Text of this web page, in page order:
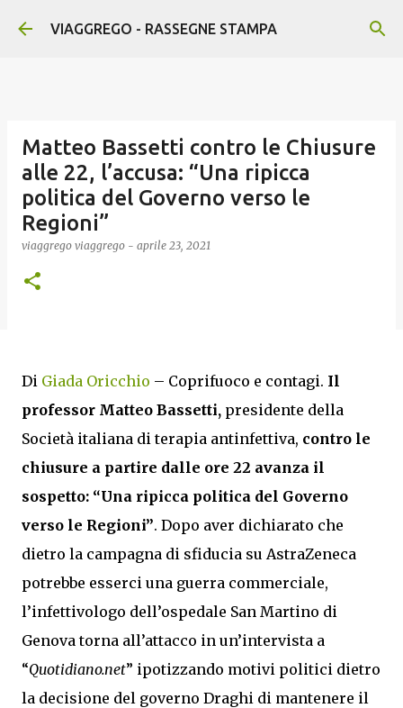
Passa ai contenuti principali
VIAGGREGO - RASSEGNE STAMPA
Matteo Bassetti contro le Chiusure
alle 22, l’accusa: “Una ripicca
politica del Governo verso le
Regioni”
viaggrego viaggrego - aprile 23, 2021
Di Giada Oricchio – Coprifuoco e contagi. Il
professor Matteo Bassetti, presidente della
Società italiana di terapia antinfettiva, contro le
chiusure a partire dalle ore 22 avanza il
sospetto: “Una ripicca politica del Governo
verso le Regioni”. Dopo aver dichiarato che
dietro la campagna di sfiducia su AstraZeneca
potrebbe esserci una guerra commerciale,
l’infettivologo dell’ospedale San Martino di
Genova torna all’attacco in un’intervista a
“Quotidiano.net” ipotizzando motivi politici dietro
la decisione del governo Draghi di mantenere il